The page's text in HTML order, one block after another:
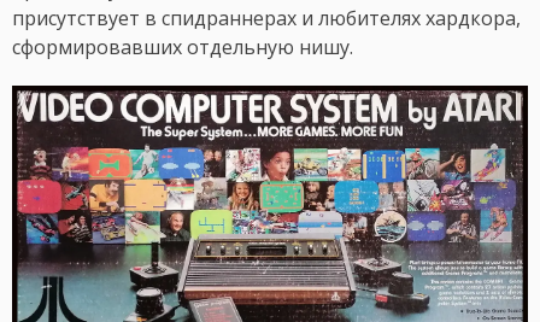
присутствует в спидраннерах и любителях хардкора,
сформировавших отдельную нишу.